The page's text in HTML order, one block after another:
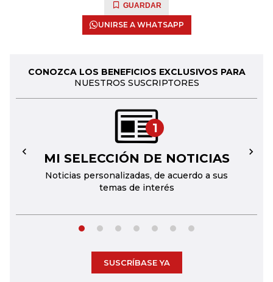
GUARDAR
UNIRSE A WHATSAPP
CONOZCA LOS BENEFICIOS EXCLUSIVOS PARA
NUESTROS SUSCRIPTORES
1
MI SELECCIÓN DE NOTICIAS
Noticias personalizadas, de acuerdo a sus
temas de interés
← →
SUSCRÍBASE YA